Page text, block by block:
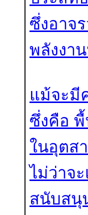
ซึ่งอาจ
พลังงา
แม้จะมี
ซึ่งคือ
ในอุตส
ไม่ว่าจ
สนับสนุ